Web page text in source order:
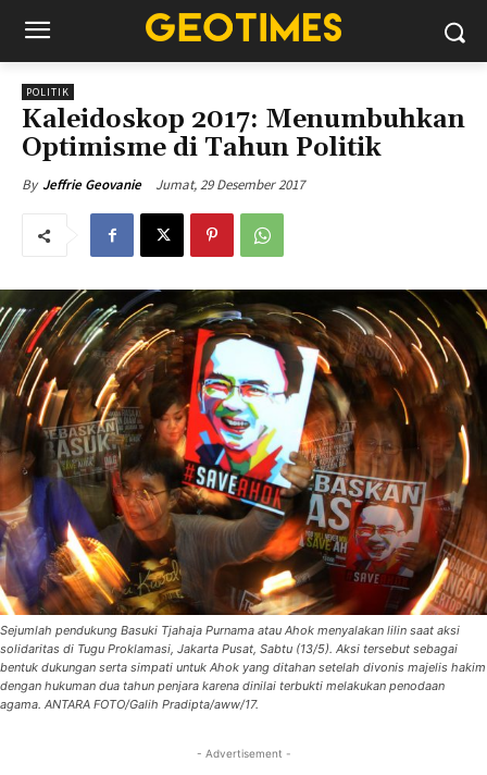
POLITIK
Kaleidoskop 2017: Menumbuhkan
Optimisme di Tahun Politik
By Jeffrie Geovanie Jumat, 29 Desember 2017
Sejumlah pendukung Basuki Tjahaja Purnama atau Ahok menyalakan lilin saat aksi
solidaritas di Tugu Proklamasi, Jakarta Pusat, Sabtu (13/5). Aksi tersebut sebagai
bentuk dukungan serta simpati untuk Ahok yang ditahan setelah divonis majelis hakim
dengan hukuman dua tahun penjara karena dinilai terbukti melakukan penodaan
agama. ANTARA FOTO/Galih Pradipta/aww/17.
- Advertisement -